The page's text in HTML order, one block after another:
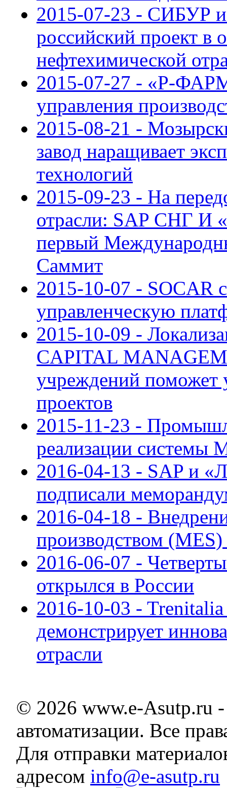
2015-07-23 - СИБУР
российский проект в
нефтехимической
2015-07-27 - «Р-
управления
2015-08-21 -
завод наращивает
технологий
2015-09-23 - На
отрасли: SAP СНГ И
первый
Саммит
2015-10-07 - SOCAR
управленческую
2015-10-09 -
CAPITAL
учреждений поможет
проектов
2015-11-23 -
реализации системы
2016-04-13 - SAP и
подписали
2016-04-18 -
производством
2016-06-07 -
открылся в России
2016-10-03 -
демонстрирует
отрасли
© 2026 www.e-Asutp.ru
автоматизации. Все
Для отправки
адресом info@e-asutp.ru